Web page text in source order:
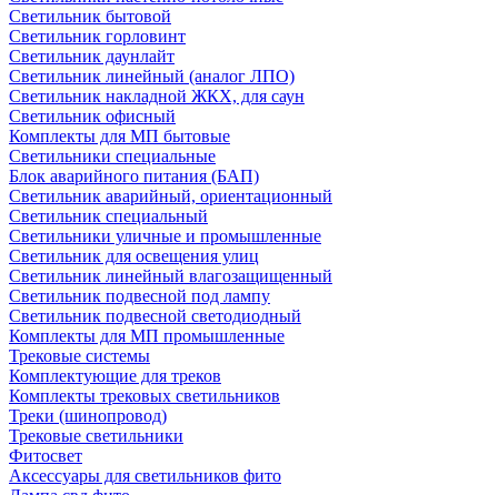
Светильник бытовой
Светильник горловинт
Светильник даунлайт
Светильник линейный (аналог ЛПО)
Светильник накладной ЖКХ, для саун
Светильник офисный
Комплекты для МП бытовые
Светильники специальные
Блок аварийного питания (БАП)
Светильник аварийный, ориентационный
Светильник специальный
Светильники уличные и промышленные
Светильник для освещения улиц
Светильник линейный влагозащищенный
Светильник подвесной под лампу
Светильник подвесной светодиодный
Комплекты для МП промышленные
Трековые системы
Комплектующие для треков
Комплекты трековых светильников
Треки (шинопровод)
Трековые светильники
Фитосвет
Аксессуары для светильников фито